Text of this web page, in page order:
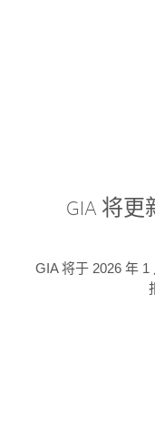
GIA 将
GIA 将于 2026 年